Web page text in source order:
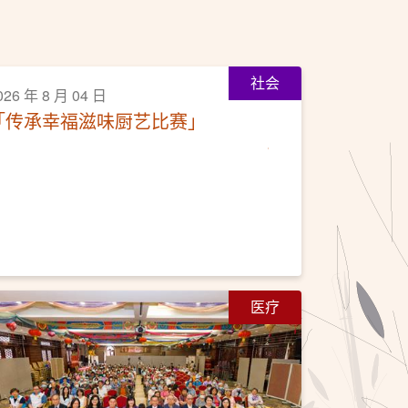
社会
年 8 月 04 日
承幸福滋味厨艺比赛」
医疗